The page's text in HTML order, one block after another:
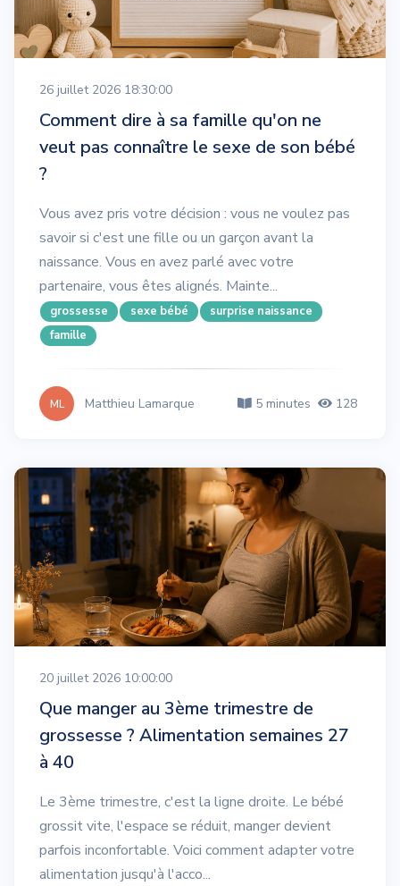
26 juillet 2026 18:30:00
Comment dire à sa famille qu'on ne
veut pas connaître le sexe de son bébé
?
Vous avez pris votre décision : vous ne voulez pas
savoir si c'est une fille ou un garçon avant la
naissance. Vous en avez parlé avec votre
partenaire, vous êtes alignés. Mainte...
grossesse sexe bébé
surprise naissance
famille
ML Matthieu Lamarque 5 minutes 128
20 juillet 2026 10:00:00
Que manger au 3ème trimestre de
grossesse ? Alimentation semaines 27
à 40
Le 3ème trimestre, c'est la ligne droite. Le bébé
grossit vite, l'espace se réduit, manger devient
parfois inconfortable. Voici comment adapter votre
alimentation jusqu'à l'acco...